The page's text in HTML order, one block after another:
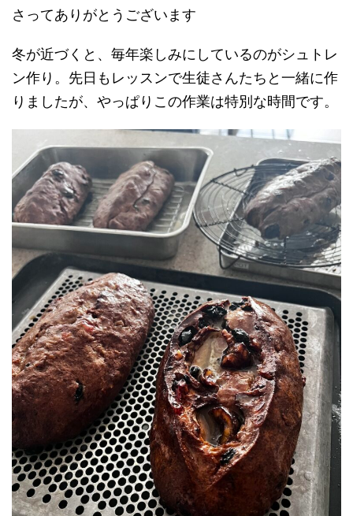
さってありがとうございます
冬が近づくと、毎年楽しみにしているのがシュトレ
ン作り。先日もレッスンで生徒さんたちと一緒に作
りましたが、やっぱりこの作業は特別な時間です。